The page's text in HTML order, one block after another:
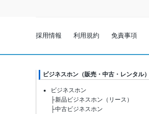
採用情報 利用規約 免責事項
ビジネスホン（販売・中古・レンタル）
ビジネスホン
├新品ビジネスホン（リース）
├中古ビジネスホン